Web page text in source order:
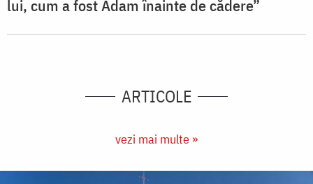
lui, cum a fost Adam înainte de cădere”
ARTICOLE
vezi mai multe »